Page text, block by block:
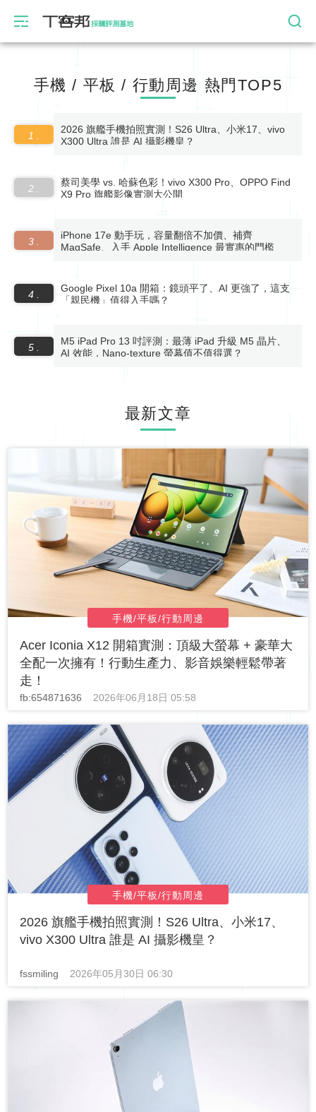
測基地
手機 / 平板 / 行動周邊 熱門TOP5
1 .
2026 旗艦手機拍照實測！S26 Ultra、小米17、vivo
X300 Ultra 誰是 AI 攝影機皇？
2 .
蔡司美學 vs. 哈蘇色彩！vivo X300 Pro、OPPO Find
X9 Pro 旗艦影像實測大公開
3 .
iPhone 17e 動手玩，容量翻倍不加價、補齊
MagSafe、入手 Apple Intelligence 最實惠的門檻
4 .
Google Pixel 10a 開箱：鏡頭平了、AI 更強了，這支
「親民機」值得入手嗎？
5 .
M5 iPad Pro 13 吋評測：最薄 iPad 升級 M5 晶片、
AI 效能，Nano-texture 螢幕值不值得選？
最新文章
手機/平板/行動周邊
Acer Iconia X12 開箱實測：頂級大螢幕 + 豪華大
全配一次擁有！行動生產力、影音娛樂輕鬆帶著
走！
fb:654871636 2026年06月18日 05:58
手機/平板/行動周邊
2026 旗艦手機拍照實測！S26 Ultra、小米17、
vivo X300 Ultra 誰是 AI 攝影機皇？
fssmiling 2026年05月30日 06:30